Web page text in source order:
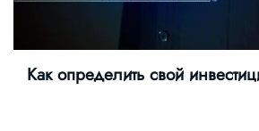
Как определить свой